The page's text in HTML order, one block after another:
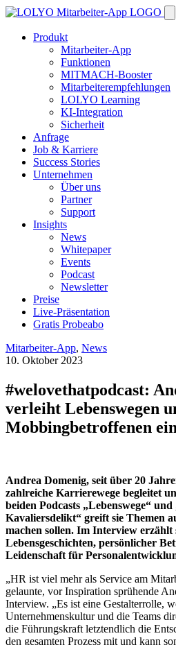
Produkt
Mitarbeiter-App
Funktionen
MITMACH-Booster
Mitarbeiterempfehlungen
LOLYO Learning
KI-Integration
Sicherheit
Anfrage
Job & Karriere
Success Stories
Unternehmen
Über uns
Partner
Support
Insights
News
Whitepaper
Events
Podcast
Newsletter
Preise
Live-Präsentation
Gratis Probeabo
Mitarbeiter-App, News
10. Oktober 2023
#welovethatpodcast:
verleiht Lebenswegen
Mobbingbetroffenen
Andrea Domenig, seit über 20
zahlreiche Karrierewege begleitet
beiden Podcasts „Lebenswege“
Kavaliersdelikt“ greift sie Themen
machen sollen. Im Interview erzählt
Lebensgeschichten, persönlicher
Leidenschaft für
„HR ist viel mehr als Service am
gelaunte, vor Inspiration sprühende
Interview. „Es ist eine Gestalterrolle,
Unternehmenskultur und die Teams
die Führungskraft letztendlich die
den gesamten Prozess mit und kann